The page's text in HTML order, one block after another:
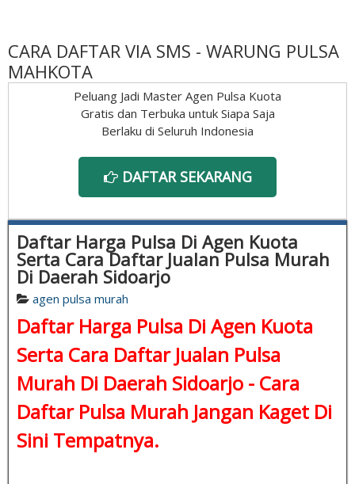
CARA DAFTAR VIA SMS - WARUNG PULSA
MAHKOTA
Peluang Jadi Master Agen Pulsa Kuota
Gratis dan Terbuka untuk Siapa Saja
Berlaku di Seluruh Indonesia
DAFTAR SEKARANG
Daftar Harga Pulsa Di Agen Kuota
Serta Cara Daftar Jualan Pulsa Murah
Di Daerah Sidoarjo
agen pulsa murah
Daftar Harga Pulsa Di Agen Kuota
Serta Cara Daftar Jualan Pulsa
Murah Di Daerah Sidoarjo - Cara
Daftar Pulsa Murah Jangan Kaget Di
Sini Tempatnya.